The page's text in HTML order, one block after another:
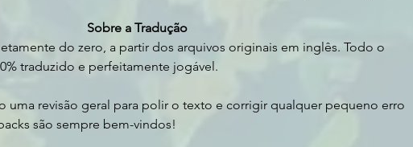
Sobre a Tradução
do zero, a partir dos arquivos originais em inglês. Todo o
traduzido e perfeitamente jogável.
uma revisão geral para polir o texto e corrigir qualquer pequeno erro
são sempre bem-vindos!